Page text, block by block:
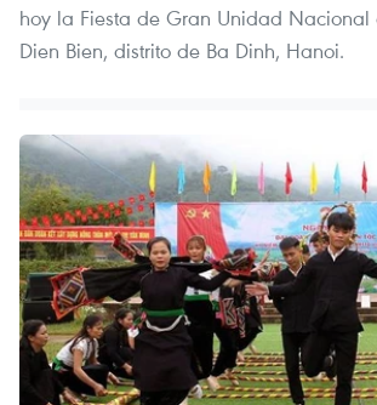
hoy la Fiesta de Gran Unidad
Dien Bien, distrito de Ba Dinh, Hanoi.